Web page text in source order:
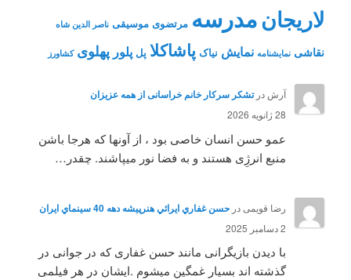
لاریجانمدرسه مرتضوی موسیقی ناصر الدین شاه
نقاشی نمايشنامه نمایش نیاک پاشاکلا پل پلور پهلوی کشاورز
آرش درتشکر سرکار خانم خراسانی از همه عزیزان
28 ژانویه 2026
عمو حسن انسان خاصی بود ، از آونها که هرجا باشن
منبع انرژِی هستند و به فضا نور میپاشند. چقدر…
رضا قویمی در حسن غفاري ايرائي هنرپيشه دهه 40 سينماي ايران
2 دسامبر 2025
با دیدن بازیگرانی مانند حسن غفاری که در جوانی در
گذشته اند بسیار غمگین میشوم .ایشان در هر فیلمی